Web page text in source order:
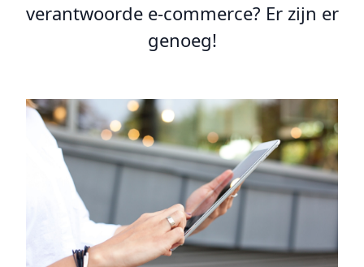
verantwoorde e-commerce? Er zijn er
genoeg!